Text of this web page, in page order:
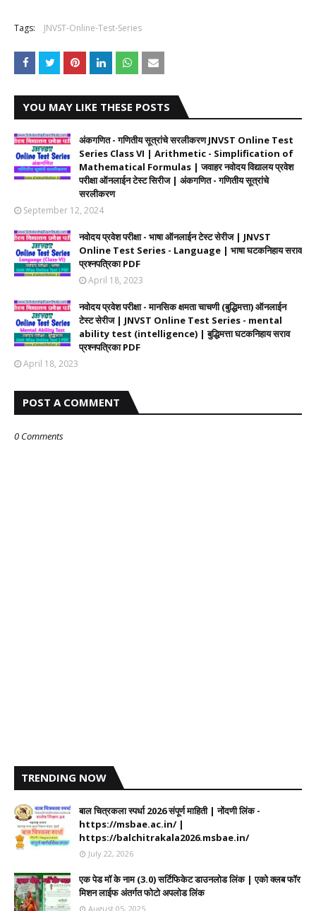
Tags: JNVST-Online-Test-Series
YOU MAY LIKE THESE POSTS
अंकगणित - गणितीय सूत्रांचे सरलीकरण JNVST Online Test
Series Class VI | Arithmetic - Simplification of
Mathematical Formulas | जवाहर नवोदय विद्यालय प्रवेश
परीक्षा ऑनलाईन टेस्ट सिरीज | अंकगणित - गणितीय सूत्रांचे
सरलीकरण
September 12, 2024
नवोदय प्रवेश परीक्षा - भाषा ऑनलाईन टेस्ट सेरीज | JNVST
Online Test Series - Language | भाषा घटकनिहाय सराव
प्रश्नपत्रिका PDF
April 18, 2023
नवोदय प्रवेश परीक्षा - मानसिक क्षमता चाचणी (बुद्धिमत्ता) ऑनलाईन
टेस्ट सेरीज | JNVST Online Test Series - mental
ability test (intelligence) | बुद्धिमत्ता घटकनिहाय सराव
प्रश्नपत्रिका PDF
April 18, 2023
POST A COMMENT
0 Comments
TRENDING NOW
बाल चित्रकला स्पर्धा 2026 संपूर्ण माहिती | नोंदणी लिंक -
https://msbae.ac.in/ |
https://balchitrakala2026.msbae.in/
July 22, 2026
एक पेड मॉ के नाम (3.0) सर्टिफिकेट डाउनलोड लिंक | एको क्लब फॉर
मिशन लाईफ अंतर्गत फोटो अपलोड लिंक
August 05, 2025